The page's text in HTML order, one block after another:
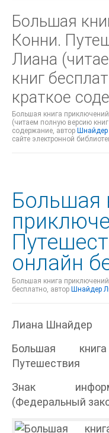
Большая
Конни.
Лиана
книг
краткое
Большая книга
(читаем полную версию
содержание, автор Шнайдер
сайте электронной
Большая
онлайн
Большая книга
бесплатно, автор Шнайдер
Лиана Шнайдер
Большая
Путешествия
Знак
(Федеральный